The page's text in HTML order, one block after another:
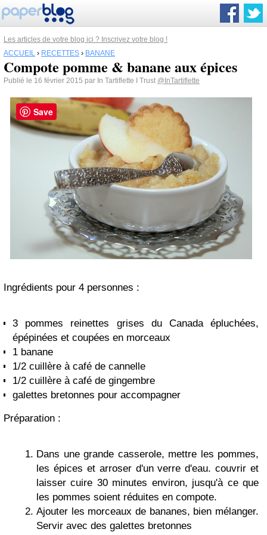
Les articles de votre blog ici ? Inscrivez votre blog !
ACCUEIL › RECETTES › BANANE
Compote pomme & banane aux épices
Publié le 16 février 2015 par In Tartiflette I Trust @InTartiflette
Ingrédients pour 4 personnes :
3 pommes reinettes grises du Canada épluchées,
épépinées et coupées en morceaux
1 banane
1/2 cuillère à café de cannelle
1/2 cuillère à café de gingembre
galettes bretonnes pour accompagner
Préparation :
Dans une grande casserole, mettre les pommes,
les épices et arroser d'un verre d'eau. couvrir et
laisser cuire 30 minutes environ, jusqu'à ce que
les pommes soient réduites en compote.
Ajouter les morceaux de bananes, bien mélanger.
Servir avec des galettes bretonnes
Save